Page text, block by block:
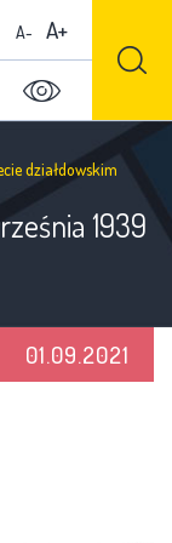
A- A+
działdowskim
1939
01.09.2021